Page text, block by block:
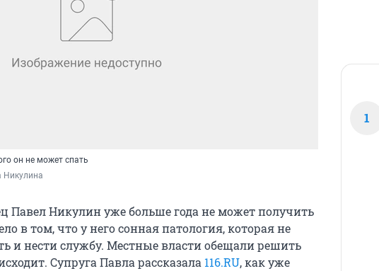
он не может спать
Никулина
Павел Никулин уже больше года не может получить
в том, что у него сонная патология, которая не
и нести службу. Местные власти обещали решить
Супруга Павла рассказала 116.RU, как уже
1